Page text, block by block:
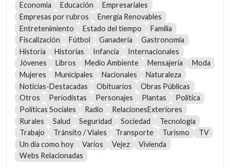
Economía
Educación
Empresariales
Empresas por rubros
Energía Renovables
Entretenimiento
Estado del tiempo
Familia
Fiscalización
Fútbol Ganadería
Gastronomía
Historia
Historias Infancia
Internacionales
Jóvenes
Libros Medio Ambiente Mensajería
Moda
Mujeres
Municipales Nacionales
Naturaleza
Noticias-Destacadas
Obituarios
Obras Públicas
Otros
Periodistas Personajes Plantas
Política
Políticas Sociales
Radio
RelacionesExteriores
Rurales
Salud Seguridad Sociedad
Tecnología
Trabajo
Tránsito / Viales Transporte Turismo
TV
Un día como hoy
Varios Vejez
Vivienda
Webs Relacionadas